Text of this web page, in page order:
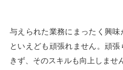
与えられた業務にまったく興
といえども頑張れません。頑
きず、そのスキルも向上しませ